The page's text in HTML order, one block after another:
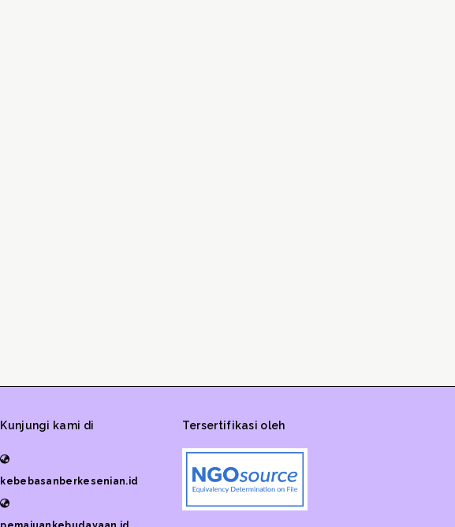
Kunjungi kami di
kebebasanberkesenian.id
Tersertifikasi oleh